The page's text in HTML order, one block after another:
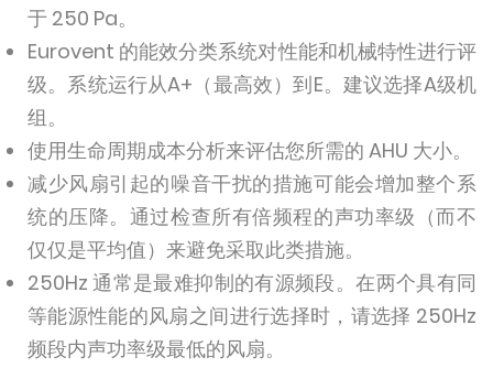
于 250 Pa。
Eurovent 的能效分类系统对性能和机械特性进行评
级。系统运行从A+（最高效）到E。建议选择A级机
组。
使用生命周期成本分析来评估您所需的 AHU 大小。
减少风扇引起的噪音干扰的措施可能会增加整个系
统的压降。通过检查所有倍频程的声功率级（而不
仅仅是平均值）来避免采取此类措施。
250Hz 通常是最难抑制的有源频段。在两个具有同
等能源性能的风扇之间进行选择时，请选择 250Hz
频段内声功率级最低的风扇。